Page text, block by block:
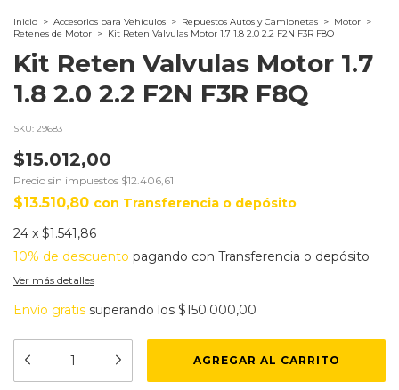
Inicio > Accesorios para Vehículos > Repuestos Autos y Camionetas > Motor >
Retenes de Motor > Kit Reten Valvulas Motor 1.7 1.8 2.0 2.2 F2N F3R F8Q
Kit Reten Valvulas Motor 1.7
1.8 2.0 2.2 F2N F3R F8Q
SKU: 29683
$15.012,00
Precio sin impuestos $12.406,61
$13.510,80 con Transferencia o depósito
24 x $1.541,86
10% de descuento pagando con Transferencia o depósito
Ver más detalles
Envío gratis superando los $150.000,00